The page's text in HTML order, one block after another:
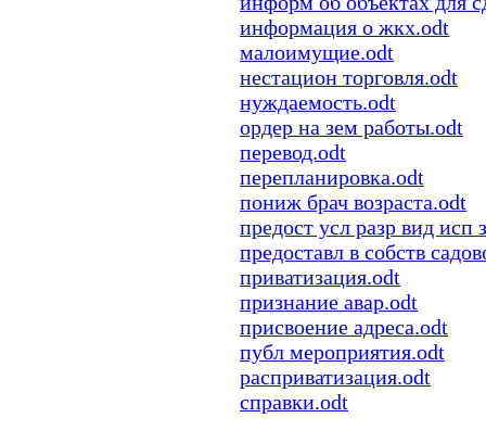
информация о жкх.odt
малоимущие.odt
нестацион торговля.odt
нуждаемость.odt
ордер на зем работы.odt
перевод.odt
перепланировка.odt
пониж брач возраста.odt
предост усл разр вид исп
предоставл в собств
приватизация.odt
признание авар.odt
присвоение адреса.odt
публ мероприятия.odt
расприватизация.odt
справки.odt